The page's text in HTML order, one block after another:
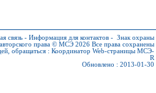
связь - Информация для контактов - Знак охраны
авторского права © МСЭ 2026 Все права сохранены
обращаться : Координатор Web-страницы МСЭ-
R
Обновлено : 2013-01-30